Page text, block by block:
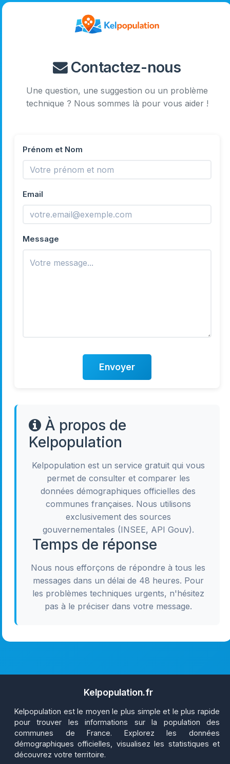
Contactez-nous
Une question, une suggestion ou un problème
technique ? Nous sommes là pour vous aider !
Prénom et Nom
Email
Message
Envoyer
À propos de
Kelpopulation
Kelpopulation est un service gratuit qui vous
permet de consulter et comparer les
données démographiques officielles des
communes françaises. Nous utilisons
exclusivement des sources
gouvernementales (INSEE, API Gouv).
Temps de réponse
Nous nous efforçons de répondre à tous les
messages dans un délai de 48 heures. Pour
les problèmes techniques urgents, n'hésitez
pas à le préciser dans votre message.
Kelpopulation.fr
Kelpopulation est le moyen le plus simple et le plus rapide
pour trouver les informations sur la population des
communes de France. Explorez les données
démographiques officielles, visualisez les statistiques et
découvrez votre territoire.